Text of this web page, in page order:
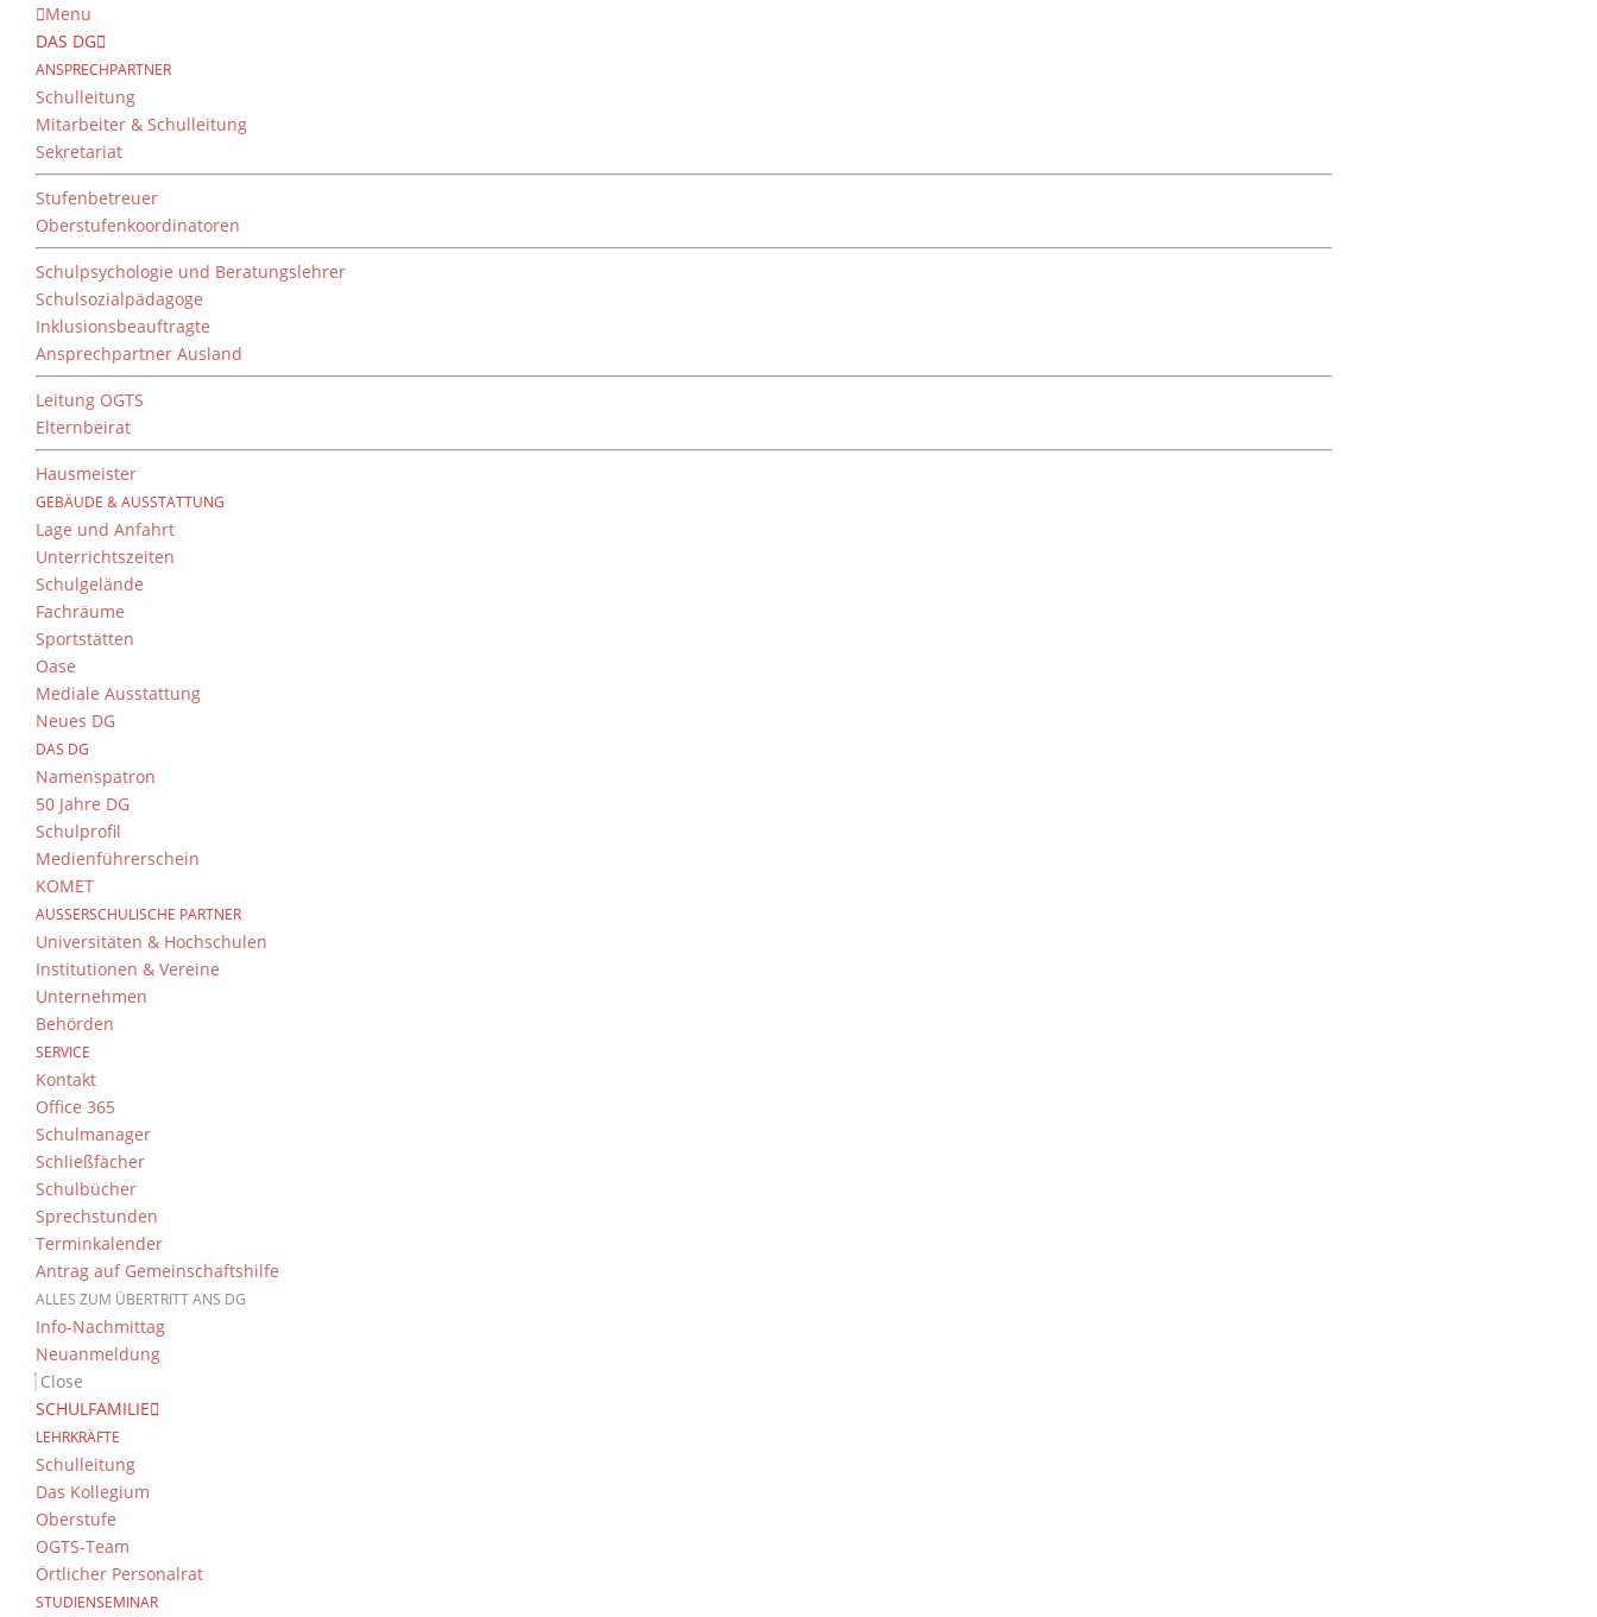
Menu
DAS DG
ANSPRECHPARTNER
Schulleitung
Mitarbeiter & Schulleitung
Sekretariat
Stufenbetreuer
Oberstufenkoordinatoren
Schulpsychologie und Beratungslehrer
Schulsozialpädagoge
Inklusionsbeauftragte
Ansprechpartner Ausland
Leitung OGTS
Elternbeirat
Hausmeister
GEBÄUDE & AUSSTATTUNG
Lage und Anfahrt
Unterrichtszeiten
Schulgelände
Fachräume
Sportstätten
Oase
Mediale Ausstattung
Neues DG
DAS DG
Namenspatron
50 Jahre DG
Schulprofil
Medienführerschein
KOMET
AUSSERSCHULISCHE PARTNER
Universitäten & Hochschulen
Institutionen & Vereine
Unternehmen
Behörden
SERVICE
Kontakt
Office 365
Schulmanager
Schließfächer
Schulbücher
Sprechstunden
Terminkalender
Antrag auf Gemeinschaftshilfe
ALLES ZUM ÜBERTRITT ANS DG
Info-Nachmittag
Neuanmeldung
Close
SCHULFAMILIE
LEHRKRÄFTE
Schulleitung
Das Kollegium
Oberstufe
OGTS-Team
Örtlicher Personalrat
STUDIENSEMINAR